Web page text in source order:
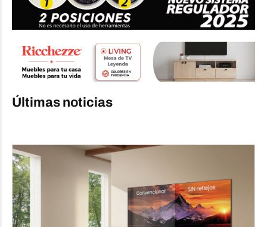
Últimas noticias